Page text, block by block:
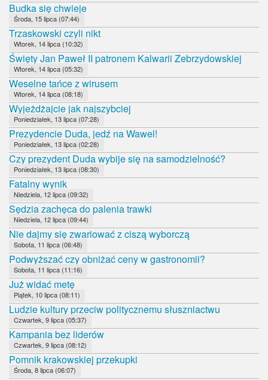
Budka się chwieje
Środa, 15 lipca (07:44)
Trzaskowski czyli nikt
Wtorek, 14 lipca (10:32)
Święty Jan Paweł II patronem Kalwarii Zebrzydowskiej
Wtorek, 14 lipca (05:32)
Weselne tańce z wirusem
Wtorek, 14 lipca (08:18)
Wyjeżdżajcie jak najszybciej
Poniedziałek, 13 lipca (07:28)
Prezydencie Duda, jedź na Wawel!
Poniedziałek, 13 lipca (02:28)
Czy prezydent Duda wybije się na samodzielność?
Poniedziałek, 13 lipca (08:30)
Fatalny wynik
Niedziela, 12 lipca (09:32)
Sędzia zachęca do palenia trawki
Niedziela, 12 lipca (09:44)
Nie dajmy się zwariować z ciszą wyborczą
Sobota, 11 lipca (06:48)
Podwyższać czy obniżać ceny w gastronomii?
Sobota, 11 lipca (11:16)
Już widać metę
Piątek, 10 lipca (08:11)
Ludzie kultury przeciw politycznemu słuszniactwu
Czwartek, 9 lipca (05:37)
Kampania bez liderów
Czwartek, 9 lipca (08:12)
Pomnik krakowskiej przekupki
Środa, 8 lipca (06:07)